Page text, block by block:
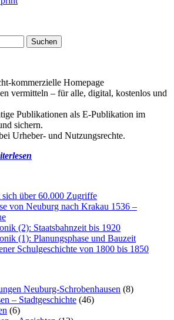
kommerzielle Homepage
vermitteln – für alle, digital, kostenlos und
Publikationen als E-Publikation im
sichern.
Urheber- und Nutzungsrechte.
sich über 60.000 Zugriffe
von Neuburg nach Krakau 1536 –
(2): Staatsbahnzeit bis 1920
(1): Planungsphase und Bauzeit
Schulgeschichte von 1800 bis 1850
Neuburg-Schrobenhausen (8)
– Stadtgeschichte (46)
(6)